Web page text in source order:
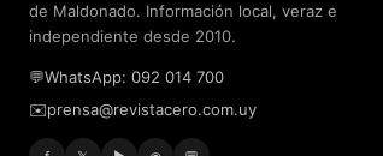
de Maldonado. Información local, veraz e
independiente desde 2010.
💬WhatsApp: 092 014 700
✉️prensa@revistacero.com.uy